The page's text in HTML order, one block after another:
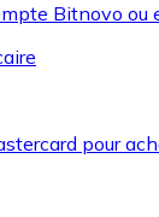
Bitnovo ou
pour